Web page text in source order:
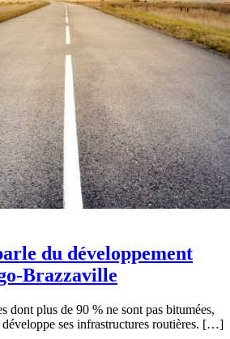
du développement
Brazzaville
dont plus de 90 % ne sont pas bitumées,
ses infrastructures routières. […]